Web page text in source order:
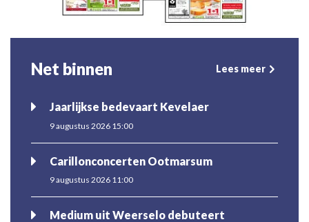
Net binnen Lees meer
Jaarlijkse bedevaart Kevelaer
9 augustus 2026 15:00
Carillonconcerten Ootmarsum
9 augustus 2026 11:00
Medium uit Weerselo debuteert